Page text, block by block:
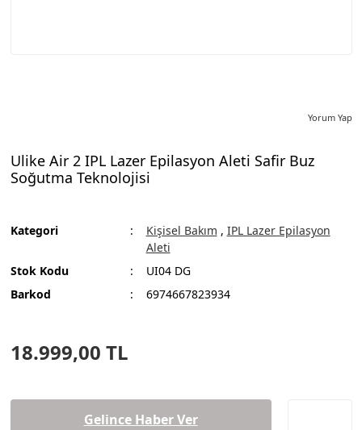
Yorum Yap
Ulike Air 2 IPL Lazer Epilasyon Aleti Safir Buz
Soğutma Teknolojisi
Kategori Kişisel Bakım , IPL Lazer Epilasyon
Aleti
Stok Kodu
UI04 DG
Barkod
6974667823934
18.999,00 TL
Gelince Haber Ver